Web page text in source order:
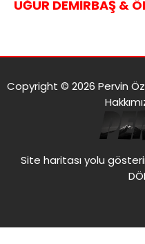
UĞUR DEMİRBAŞ &
Copyright © 2026 Pervin
Site haritası yolu